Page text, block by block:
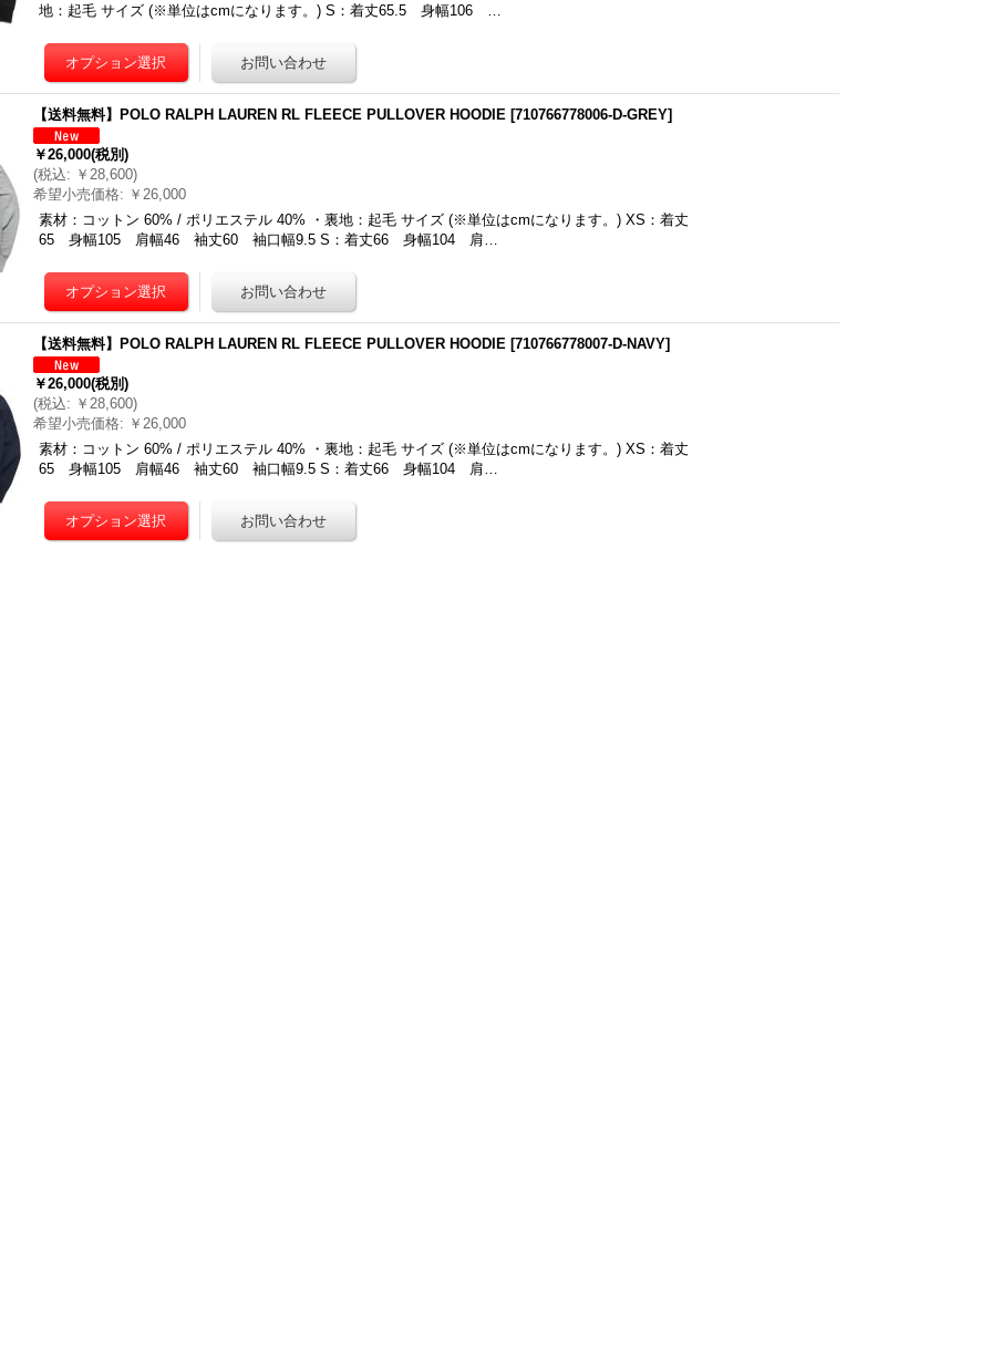
地：起毛 サイズ (※単位はcmになります。) S：着丈65.5 身幅106 …
【送料無料】POLO RALPH LAUREN RL FLEECE PULLOVER HOODIE [710766778006-D-GREY]
￥26,000(税別)
(税込: ￥28,600)
希望小売価格: ￥26,000
素材：コットン 60% / ポリエステル 40% ・裏地：起毛 サイズ (※単位はcmになります。) XS：着丈
65 身幅105 肩幅46 袖丈60 袖口幅9.5 S：着丈66 身幅104 肩…
【送料無料】POLO RALPH LAUREN RL FLEECE PULLOVER HOODIE [710766778007-D-NAVY]
￥26,000(税別)
(税込: ￥28,600)
希望小売価格: ￥26,000
素材：コットン 60% / ポリエステル 40% ・裏地：起毛 サイズ (※単位はcmになります。) XS：着丈
65 身幅105 肩幅46 袖丈60 袖口幅9.5 S：着丈66 身幅104 肩…